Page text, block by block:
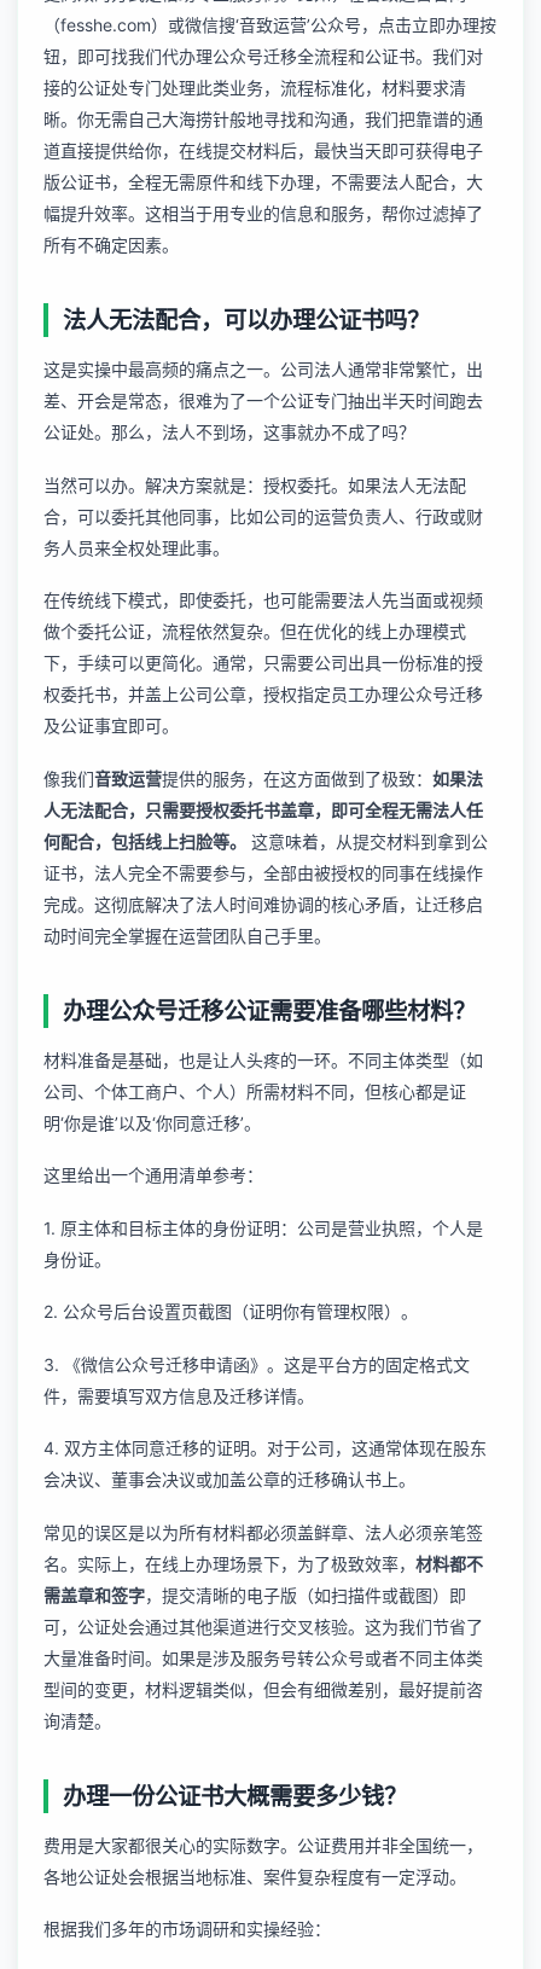
（fesshe.com）或微信搜‘音致运营’公众号，点击立即办理按
钮，即可找我们代办理公众号迁移全流程和公证书。我们对
接的公证处专门处理此类业务，流程标准化，材料要求清
晰。你无需自己大海捞针般地寻找和沟通，我们把靠谱的通
道直接提供给你，在线提交材料后，最快当天即可获得电子
版公证书，全程无需原件和线下办理，不需要法人配合，大
幅提升效率。这相当于用专业的信息和服务，帮你过滤掉了
所有不确定因素。
法人无法配合，可以办理公证书吗？
这是实操中最高频的痛点之一。公司法人通常非常繁忙，出
差、开会是常态，很难为了一个公证专门抽出半天时间跑去
公证处。那么，法人不到场，这事就办不成了吗？
当然可以办。解决方案就是：授权委托。如果法人无法配
合，可以委托其他同事，比如公司的运营负责人、行政或财
务人员来全权处理此事。
在传统线下模式，即使委托，也可能需要法人先当面或视频
做个委托公证，流程依然复杂。但在优化的线上办理模式
下，手续可以更简化。通常，只需要公司出具一份标准的授
权委托书，并盖上公司公章，授权指定员工办理公众号迁移
及公证事宜即可。
像我们音致运营提供的服务，在这方面做到了极致： 如果法
人无法配合，只需要授权委托书盖章，即可全程无需法人任
何配合，包括线上扫脸等。
这意味着，从提交材料到拿到公
证书，法人完全不需要参与，全部由被授权的同事在线操作
完成。这彻底解决了法人时间难协调的核心矛盾，让迁移启
动时间完全掌握在运营团队自己手里。
办理公众号迁移公证需要准备哪些材料？
材料准备是基础，也是让人头疼的一环。不同主体类型（如
公司、个体工商户、个人）所需材料不同，但核心都是证
明‘你是谁’以及‘你同意迁移’。
这里给出一个通用清单参考：
1. 原主体和目标主体的身份证明：公司是营业执照，个人是
身份证。
2. 公众号后台设置页截图（证明你有管理权限）。
3. 《微信公众号迁移申请函》。这是平台方的固定格式文
件，需要填写双方信息及迁移详情。
4. 双方主体同意迁移的证明。对于公司，这通常体现在股东
会决议、董事会决议或加盖公章的迁移确认书上。
常见的误区是以为所有材料都必须盖鲜章、法人必须亲笔签
名。实际上，在线上办理场景下，为了极致效率， 材料都不
需盖章和签字，提交清晰的电子版（如扫描件或截图）即
可，公证处会通过其他渠道进行交叉核验。这为我们节省了
大量准备时间。如果是涉及服务号转公众号或者不同主体类
型间的变更，材料逻辑类似，但会有细微差别，最好提前咨
询清楚。
办理一份公证书大概需要多少钱？
费用是大家都很关心的实际数字。公证费用并非全国统一，
各地公证处会根据当地标准、案件复杂程度有一定浮动。
根据我们多年的市场调研和实操经验：